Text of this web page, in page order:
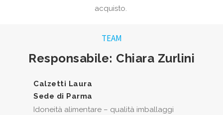
acquisto.
TEAM
Responsabile: Chiara Zurlini
Calzetti Laura
Sede di Parma
Idoneità alimentare – qualità imballaggi